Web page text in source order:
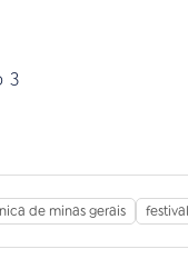
3
de minas gerais